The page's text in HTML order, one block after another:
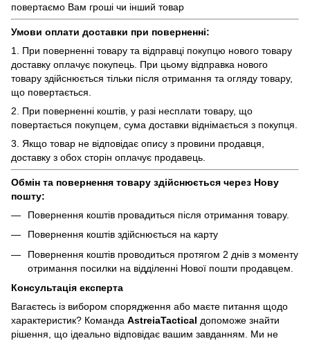
повертаємо Вам гроші чи інший товар
Умови оплати доставки при поверненні:
1. При поверненні товару та відправці покупцю нового товару
доставку оплачує покупець. При цьому відправка нового
товару здійснюється тільки після отримання та огляду товару,
що повертається.
2. При поверненні коштів, у разі несплати товару, що
повертається покупцем, сума доставки віднімається з покупця.
3. Якщо товар не відповідає опису з провини продавця,
доставку з обох сторін оплачує продавець.
Обмін та повернення товару здійснюється через Нову
пошту:
Повернення коштів провадиться після отримання товару.
Повернення коштів здійснюється на карту
Повернення коштів проводиться протягом 2 днів з моменту
отримання посилки на відділенні Нової пошти продавцем.
Консультація експерта
Вагаєтесь із вибором спорядження або маєте питання щодо
характеристик? Команда AstreiaTactical допоможе знайти
рішення, що ідеально відповідає вашим завданням. Ми не